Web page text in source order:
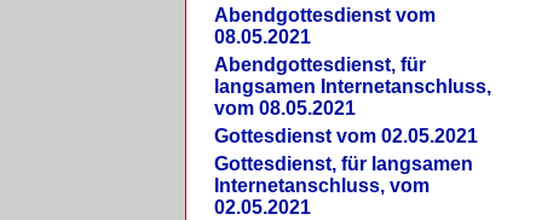
Abendgottesdienst vom
08.05.2021
Abendgottesdienst, für
langsamen Internetanschluss,
vom 08.05.2021
Gottesdienst vom 02.05.2021
Gottesdienst, für langsamen
Internetanschluss, vom
02.05.2021